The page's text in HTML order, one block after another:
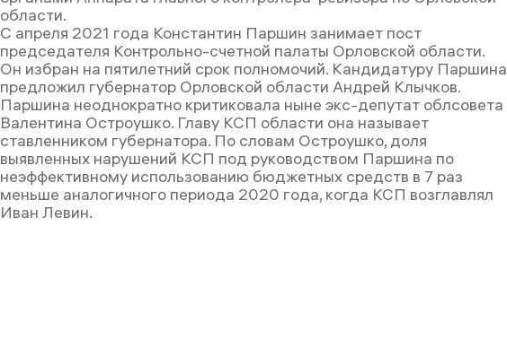
области.
С апреля 2021 года Константин Паршин занимает пост
председателя Контрольно-счетной палаты Орловской области.
Он избран на пятилетний срок полномочий. Кандидатуру Паршина
предложил губернатор Орловской области Андрей Клычков.
Паршина неоднократно критиковала ныне экс-депутат облсовета
Валентина Остроушко. Главу КСП области она называет
ставленником губернатора. По словам Остроушко, доля
выявленных нарушений КСП под руководством Паршина по
неэффективному использованию бюджетных средств в 7 раз
меньше аналогичного периода 2020 года, когда КСП возглавлял
Иван Левин.